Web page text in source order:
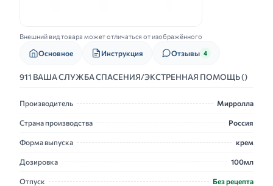
Внешний вид товара может отличаться от изображённого
Основное Инструкция Отзывы 4
911 ВАША СЛУЖБА СПАСЕНИЯ/ЭКСТРЕННАЯ ПОМОЩЬ ()
Производитель Мирролла
Страна производства Россия
Форма выпуска крем
Дозировка 100мл
Отпуск Без рецепта